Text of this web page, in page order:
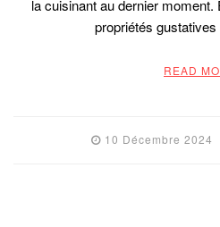
la cuisinant au dernier
propriétés gustatives
READ
10 Décembre 2024